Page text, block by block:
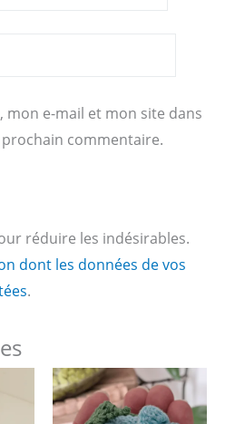
e-mail et mon site dans
commentaire.
réduire les indésirables.
dont les données de vos
.